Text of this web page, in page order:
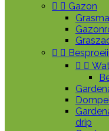
  Gazon
 
 
drip